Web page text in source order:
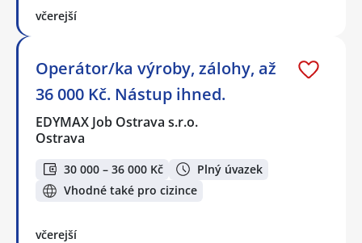
včerejší
Operátor/ka výroby, zálohy, až
36 000 Kč. Nástup ihned.
EDYMAX Job Ostrava s.r.o.
Ostrava
30 000 – 36 000 Kč
Plný úvazek
Vhodné také pro cizince
včerejší